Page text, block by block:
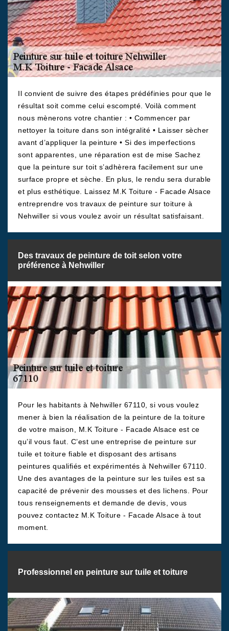
Il convient de suivre des étapes prédéfinies pour que le
résultat soit comme celui escompté. Voilà comment
nous mènerons votre chantier : • Commencer par
nettoyer la toiture dans son intégralité • Laisser sècher
avant d’appliquer la peinture • Si des imperfections
sont apparentes, une réparation est de mise Sachez
que la peinture sur toit s’adhèrera facilement sur une
surface propre et sèche. En plus, le rendu sera durable
et plus esthétique. Laissez M.K Toiture - Facade Alsace
entreprendre vos travaux de peinture sur toiture à
Nehwiller si vous voulez avoir un résultat satisfaisant.
Des travaux de peinture de toit selon votre
préférence à Nehwiller
Pour les habitants à Nehwiller 67110, si vous voulez
mener à bien la réalisation de la peinture de la toiture
de votre maison, M.K Toiture - Facade Alsace est ce
qu’il vous faut. C’est une entreprise de peinture sur
tuile et toiture fiable et disposant des artisans
peintures qualifiés et expérimentés à Nehwiller 67110.
Une des avantages de la peinture sur les tuiles est sa
capacité de prévenir des mousses et des lichens. Pour
tous renseignements et demande de devis, vous
pouvez contactez M.K Toiture - Facade Alsace à tout
moment.
Professionnel en peinture sur tuile et toiture